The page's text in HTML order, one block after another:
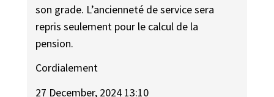
son grade. L’ancienneté de service sera
repris seulement pour le calcul de la
pension.
Cordialement
27 December, 2024 13:10